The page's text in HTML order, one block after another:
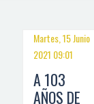
Martes, 15 Junio
2021 09:01
A 103
AÑOS DE